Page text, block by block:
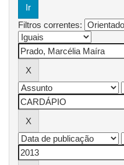
Filtros correntes: